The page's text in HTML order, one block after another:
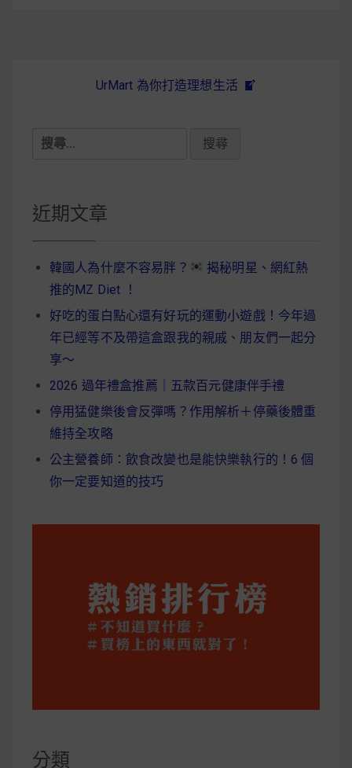
UrMart 為你打造理想生活
搜
鍵
字:
近期文章
韓國人為什麼不容易胖？
揭秘明星、網紅熱
推的MZ Diet ！
好吃的蛋白點心還有好玩的運動小遊戲！今年過
年已經等不及帶這盒跟我的親戚、朋友們一起分
享～
2026 過年禮盒推薦｜五款百元健康伴手禮
停用猛健樂後會反彈嗎？作用解析＋停藥後體重
維持全攻略
公主營養師：飲食改變也是能快樂執行的！6 個
你一定要知道的技巧
分類